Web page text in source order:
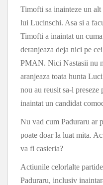
Timofti sa inainteze un
lui Lucinschi. Asa si a
Timofti a inaintat un
deranjeaza deja nici pe
PMAN. Nici Nastasii nu
aranjeaza toata hunta
nou au reusit sa-l
inaintat un candidat
Nu vad cum Paduraru ar
poate doar la luat mita.
va fi casieria?
Actiunile celorlalte
Paduraru, inclusiv